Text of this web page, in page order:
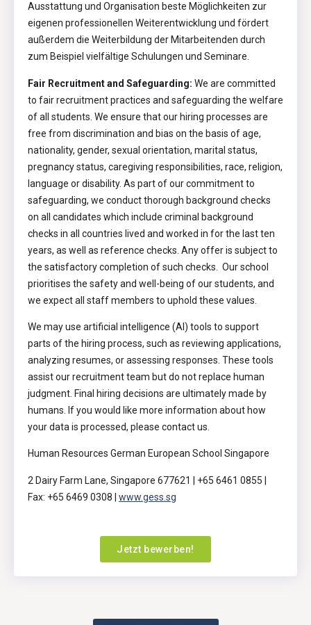
Ausstattung und Organisation beste Möglichkeiten zur
eigenen professionellen Weiterentwicklung und fördert
außerdem die Weiterbildung der Mitarbeitenden durch
zum Beispiel vielfältige Schulungen und Seminare.
Fair Recruitment and Safeguarding: We are committed
to fair recruitment practices and safeguarding the welfare
of all students. We ensure that our hiring processes are
free from discrimination and bias on the basis of age,
nationality, gender, sexual orientation, marital status,
pregnancy status, caregiving responsibilities, race, religion,
language or disability. As part of our commitment to
safeguarding, we conduct thorough background checks
on all candidates which include criminal background
checks in all countries lived and worked in for the last ten
years, as well as reference checks. Any offer is subject to
the satisfactory completion of such checks. Our school
prioritises the safety and well-being of our students, and
we expect all staff members to uphold these values.
We may use artificial intelligence (AI) tools to support
parts of the hiring process, such as reviewing applications,
analyzing resumes, or assessing responses. These tools
assist our recruitment team but do not replace human
judgment. Final hiring decisions are ultimately made by
humans. If you would like more information about how
your data is processed, please contact us.
Human Resources German European School Singapore
2 Dairy Farm Lane, Singapore 677621 | +65 6461 0855 |
Fax: +65 6469 0308 | www.gess.sg
Jetzt bewerben!